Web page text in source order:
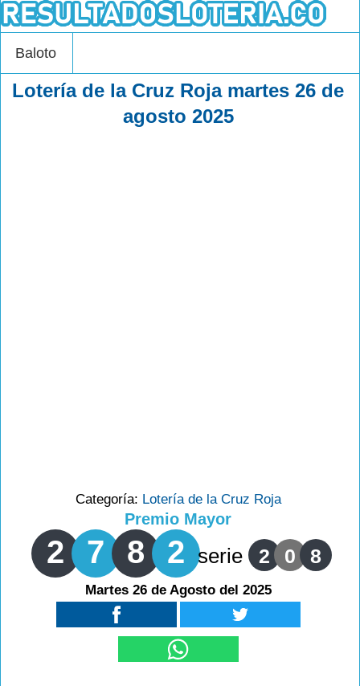
Baloto
Lotería de la Cruz Roja martes 26 de
agosto 2025
Categoría: Lotería de la Cruz Roja
Premio Mayor
2 7 8 2 serie 2 0 8
Martes 26 de Agosto del 2025